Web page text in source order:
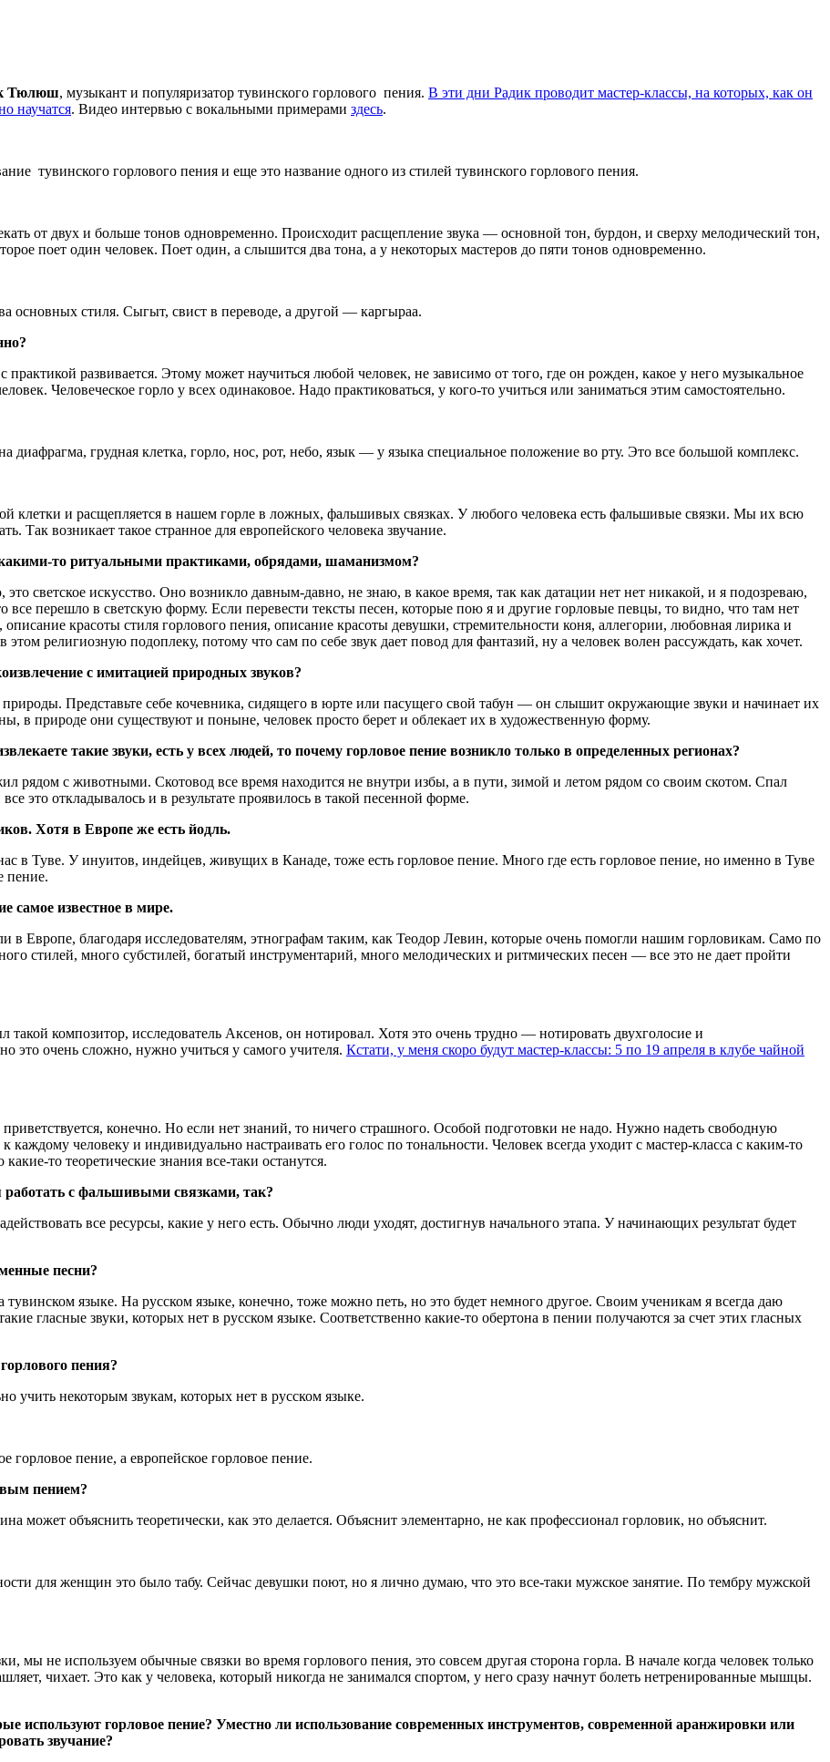
Тюлюш, музыкант и популяризатор тувинского горлового пения. В эти дни Радик проводит мастер-классы, на которых, как он
научатся. Видео интервью с вокальными примерами здесь.
тувинского горлового пения и еще это название одного из стилей тувинского горлового пения.
от двух и больше тонов одновременно. Происходит расщепление звука — основной тон, бурдон, и сверху мелодический тон,
поет один человек. Поет один, а слышится два тона, а у некоторых мастеров до пяти тонов одновременно.
основных стиля. Сыгыт, свист в переводе, а другой — каргыраа.
практикой развивается. Этому может научиться любой человек, не зависимо от того, где он рожден, какое у него музыкальное
Человеческое горло у всех одинаковое. Надо практиковаться, у кого-то учиться или заниматься этим самостоятельно.
диафрагма, грудная клетка, горло, нос, рот, небо, язык — у языка специальное положение во рту. Это все большой комплекс.
клетки и расщепляется в нашем горле в ложных, фальшивых связках. У любого человека есть фальшивые связки. Мы их всю
Так возникает такое странное для европейского человека звучание.
то ритуальными практиками, обрядами, шаманизмом?
светское искусство. Оно возникло давным-давно, не знаю, в какое время, так как датации нет нет никакой, и я подозреваю,
все перешло в светскую форму. Если перевести тексты песен, которые пою я и другие горловые певцы, то видно, что там нет
красоты стиля горлового пения, описание красоты девушки, стремительности коня, аллегории, любовная лирика и
религиозную подоплеку, потому что сам по себе звук дает повод для фантазий, ну а человек волен рассуждать, как хочет.
с имитацией природных звуков?
Представьте себе кочевника, сидящего в юрте или пасущего свой табун — он слышит окружающие звуки и начинает их
в природе они существуют и поныне, человек просто берет и облекает их в художественную форму.
такие звуки, есть у всех людей, то почему горловое пение возникло только в определенных регионах?
рядом с животными. Скотовод все время находится не внутри избы, а в пути, зимой и летом рядом со своим скотом. Спал
это откладывалось и в результате проявилось в такой песенной форме.
Хотя в Европе же есть йодль.
в Туве. У инуитов, индейцев, живущих в Канаде, тоже есть горловое пение. Много где есть горловое пение, но именно в Туве
пение.
самое известное в мире.
в Европе, благодаря исследователям, этнографам таким, как Теодор Левин, которые очень помогли нашим горловикам. Само по
стилей, много субстилей, богатый инструментарий, много мелодических и ритмических песен — все это не дает пройти
композитор, исследователь Аксенов, он нотировал. Хотя это очень трудно — нотировать двухголосие и
очень сложно, нужно учиться у самого учителя. Кстати, у меня скоро будут мастер-классы: 5 по 19 апреля в клубе чайной
конечно. Но если нет знаний, то ничего страшного. Особой подготовки не надо. Нужно надеть свободную
человеку и индивидуально настраивать его голос по тональности. Человек всегда уходит с мастер-класса с каким-то
то теоретические знания все-таки останутся.
с фальшивыми связками, так?
все ресурсы, какие у него есть. Обычно люди уходят, достигнув начального этапа. У начинающих результат будет
песни?
языке. На русском языке, конечно, тоже можно петь, но это будет немного другое. Своим ученикам я всегда даю
гласные звуки, которых нет в русском языке. Соответственно какие-то обертона в пении получаются за счет этих гласных
пения?
учить некоторым звукам, которых нет в русском языке.
горловое пение, а европейское горловое пение.
пением?
может объяснить теоретически, как это делается. Объяснит элементарно, не как профессионал горловик, но объяснит.
для женщин это было табу. Сейчас девушки поют, но я лично думаю, что это все-таки мужское занятие. По тембру мужской
мы не используем обычные связки во время горлового пения, это совсем другая сторона горла. В начале когда человек только
чихает. Это как у человека, который никогда не занимался спортом, у него сразу начнут болеть нетренированные мышцы.
используют горловое пение? Уместно ли использование современных инструментов, современной аранжировки или
звучание?